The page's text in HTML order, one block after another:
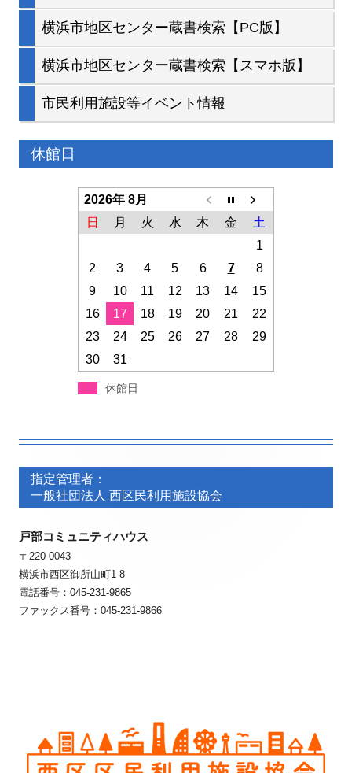
横浜市地区センター蔵書検索【PC版】
横浜市地区センター蔵書検索【スマホ版】
市民利用施設等イベント情報
休館日
2026年 8月
日
月 火 水 木 金
土
1
2
3 4 5 6 7
8
9
10 11 12 13 14
15
16
17 18 19 20 21
22
23
24 25 26 27 28
29
30
31
休館日
ッ
タ
ー・
コ
ン
テ
ッ
タ
ー・
コ
ン
指定管理者：
一般社団法人 西区民利用施設協会
戸部コミュニティハウス
〒220-0043
横浜市西区御所山町1-8
電話番号：045-231-9865
ファックス番号：045-231-9866